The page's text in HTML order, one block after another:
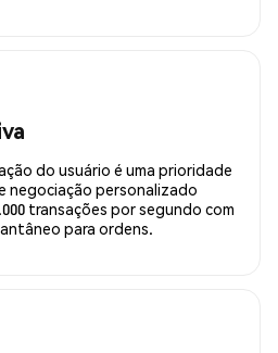
do usuário é uma prioridade
negociação personalizado
transações por segundo com
para ordens.